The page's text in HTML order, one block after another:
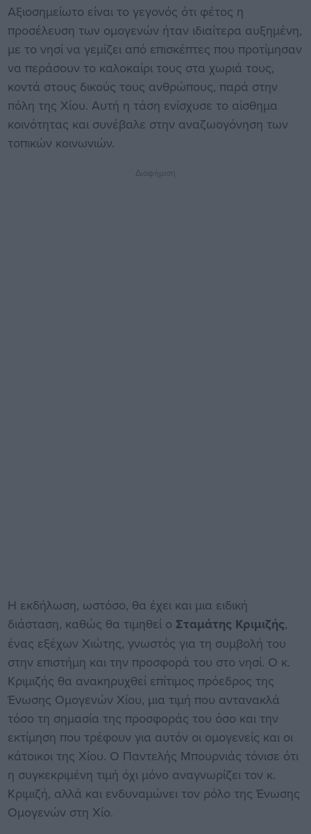
Αξιοσημείωτο είναι το γεγονός ότι φέτος η
προσέλευση των ομογενών ήταν ιδιαίτερα αυξημένη,
με το νησί να γεμίζει από επισκέπτες που προτίμησαν
να περάσουν το καλοκαίρι τους στα χωριά τους,
κοντά στους δικούς τους ανθρώπους, παρά στην
πόλη της Χίου. Αυτή η τάση ενίσχυσε το αίσθημα
κοινότητας και συνέβαλε στην αναζωογόνηση των
τοπικών κοινωνιών.
Διαφήμιση
Η εκδήλωση, ωστόσο, θα έχει και μια ειδική
διάσταση, καθώς θα τιμηθεί ο Σταμάτης Κριμιζής,
ένας εξέχων Χιώτης, γνωστός για τη συμβολή του
στην επιστήμη και την προσφορά του στο νησί. Ο κ.
Κριμιζής θα ανακηρυχθεί επίτιμος πρόεδρος της
Ένωσης Ομογενών Χίου, μια τιμή που αντανακλά
τόσο τη σημασία της προσφοράς του όσο και την
εκτίμηση που τρέφουν για αυτόν οι ομογενείς και οι
κάτοικοι της Χίου. Ο Παντελής Μπουρνιάς τόνισε ότι
η συγκεκριμένη τιμή όχι μόνο αναγνωρίζει τον κ.
Κριμιζή, αλλά και ενδυναμώνει τον ρόλο της Ένωσης
Ομογενών στη Χίο.